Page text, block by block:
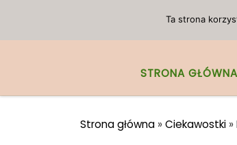
STRONA GŁÓWNA
Strona główna » Ciekawostki »
Ta strona